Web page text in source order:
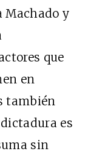
Machado y
que
en
también
es
sin